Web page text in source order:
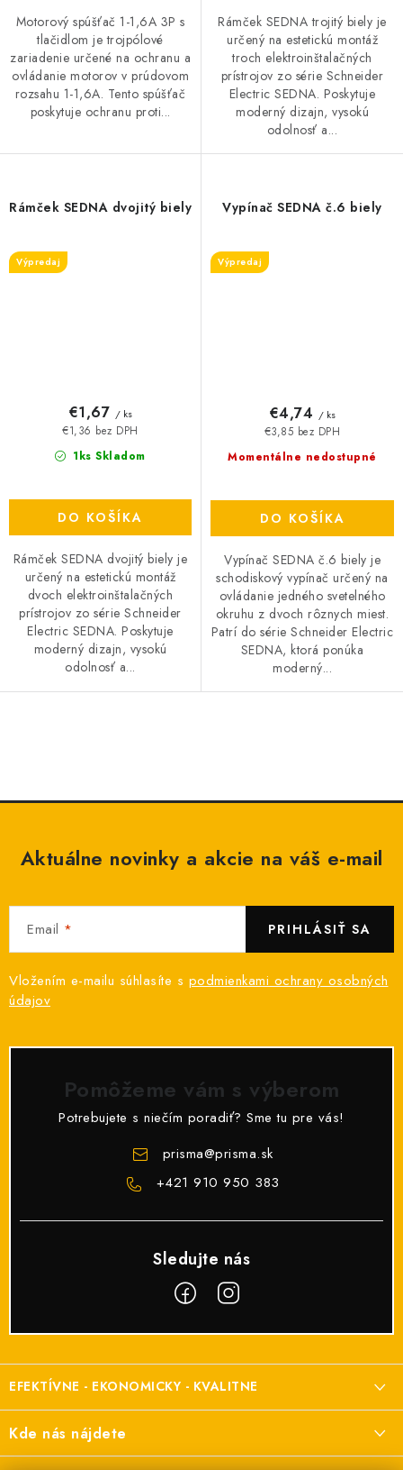
Motorový spúšťač 1-1,6A 3P s
tlačidlom je trojpólové
zariadenie určené na ochranu a
ovládanie motorov v prúdovom
rozsahu 1-1,6A. Tento spúšťač
poskytuje ochranu proti...
Rámček SEDNA trojitý biely je
určený na estetickú montáž
troch elektroinštalačných
prístrojov zo série Schneider
Electric SEDNA. Poskytuje
moderný dizajn, vysokú
odolnosť a...
Rámček SEDNA dvojitý biely
Výpredaj
1ks Skladom
€1,36 bez DPH
€1,67 / ks
DO KOŠÍKA
Rámček SEDNA dvojitý biely je
určený na estetickú montáž
dvoch elektroinštalačných
prístrojov zo série Schneider
Electric SEDNA. Poskytuje
moderný dizajn, vysokú
odolnosť a...
Vypínač SEDNA č.6 biely
Výpredaj
Momentálne nedostupné
€3,85 bez DPH
€4,74 / ks
DO KOŠÍKA
Vypínač SEDNA č.6 biely je
schodiskový vypínač určený na
ovládanie jedného svetelného
okruhu z dvoch rôznych miest.
Patrí do série Schneider Electric
SEDNA, ktorá ponúka
moderný...
l
i
p
r
v
y
Aktuálne novinky a akcie na váš e-mail
Email
Vložením e-mailu súhlasíte s podmienkami ochrany osobných
údajov
PRIHLÁSIŤ SA
Pomôžeme vám s výberom
Potrebujete s niečím poradiť? Sme tu pre vás!
prisma@prisma.sk
+421 910 950 383
Z
á
p
ä
EFEKTÍVNE - EKONOMICKY - KVALITNE
a elektroinštalácie
Kde nás nájdete